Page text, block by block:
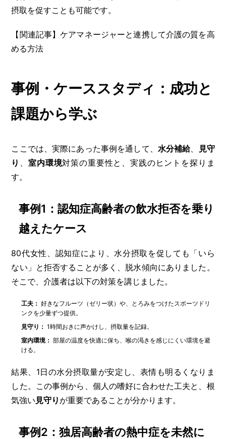
摂取を促すことも可能です。
【関連記事】ケアマネージャーと連携して介護の質を高
める方法
事例・ケーススタディ：成功と
課題から学ぶ
ここでは、実際にあった事例を通して、 水分補給、
見守
り
、室内環境対策の重要性と、実践のヒントを探りま
す。
事例1：認知症高齢者の飲水拒否を乗り
越えたケース
80代女性、認知症により、水分摂取を促しても「いら
ない」と拒否することが多く、脱水傾向にありました。
そこで、介護者は以下の対策を講じました。
工夫： 好きなフルーツ（ゼリー状）や、とろみをつけたスポーツドリ
ンクを少量ずつ提供。
見守り： 1時間おきに声かけし、摂取量を記録。
室内環境： 部屋の温度を快適に保ち、喉の渇きを感じにくい環境を避
ける。
結果、1日の水分摂取量が安定し、表情も明るくなりま
した。この事例から、個人の嗜好に合わせた工夫と、根
気強い 見守り が重要であることが分かります。
事例2：独居高齢者の熱中症を未然に